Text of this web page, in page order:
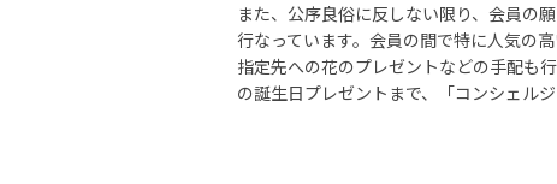
また、公序良俗に反しない限り、会員の
行なっています。会員の間で特に人気の
指定先への花のプレゼントなどの手配も
の誕生日プレゼントまで、「コンシェル